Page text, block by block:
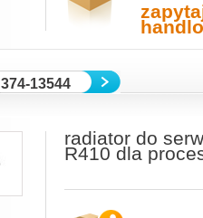
374-13544
radiator do
R410 dla